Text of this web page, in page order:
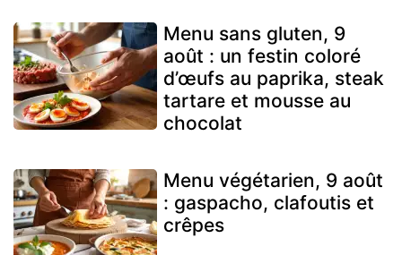
Menu sans gluten, 9
août : un festin coloré
d’œufs au paprika, steak
tartare et mousse au
chocolat
Menu végétarien, 9 août
: gaspacho, clafoutis et
crêpes